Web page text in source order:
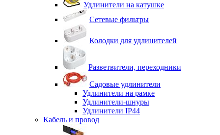
Удлинители на катушке
Сетевые фильтры
Колодки для удлинителей
Разветвители, переходники
Садовые удлинители
Удлинители на рамке
Удлинители-шнуры
Удлинители IP44
Кабель и провод